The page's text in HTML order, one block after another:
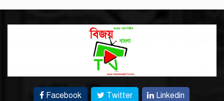
Facebook Twitter
Linkedin